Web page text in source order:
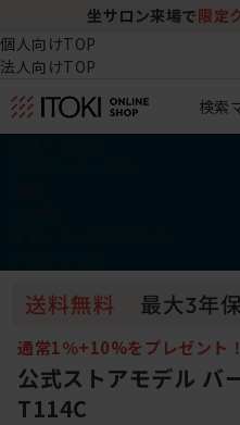
坐サロン来場で 限定
個人向けTOP
法人向けTOP
検索
通常1％+10%をプレゼント！
公式ストアモデル バ
T114C